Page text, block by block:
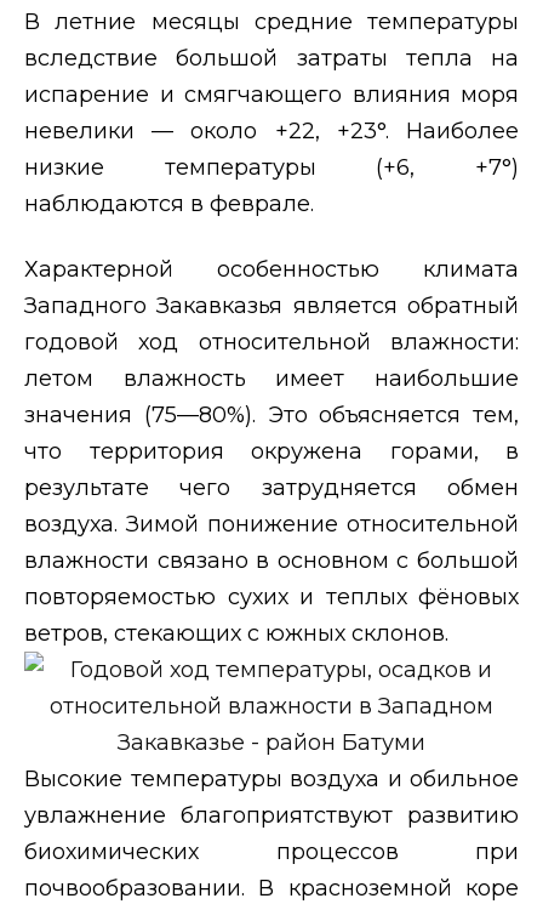
В летние месяцы средние температуры
вследствие большой затраты тепла на
испарение и смягчающего влияния моря
невелики — около +22, +23°. Наиболее
низкие температуры (+6, +7°)
наблюдаются в феврале.
Характерной особенностью климата
Западного Закавказья является обратный
годовой ход относительной влажности:
летом влажность имеет наибольшие
значения (75—80%). Это объясняется тем,
что территория окружена горами, в
результате чего затрудняется обмен
воздуха. Зимой понижение относительной
влажности связано в основном с большой
повторяемостью сухих и теплых фёновых
ветров, стекающих с южных склонов.
Высокие температуры воздуха и обильное
увлажнение благоприятствуют развитию
биохимических процессов при
почвообразовании. В красноземной коре